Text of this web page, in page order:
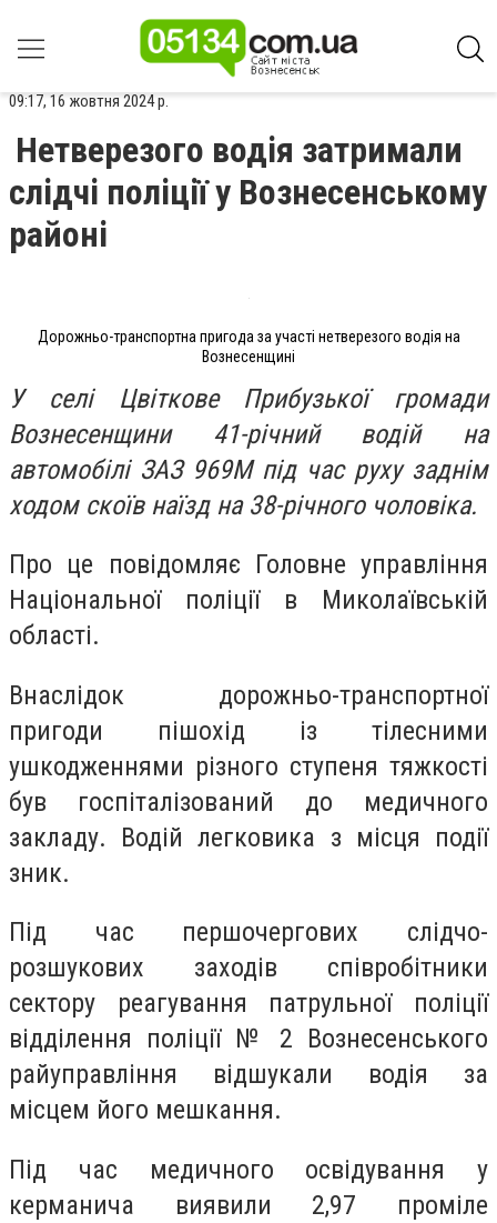
09:17, 16 жовтня 2024 р.
Нетверезого водія затримали
слідчі поліції у Вознесенському
районі
Дорожньо-транспортна пригода за участі нетверезого водія на
Вознесенщині
У селі Цвіткове Прибузької громади
Вознесенщини 41-річний водій на
автомобілі ЗАЗ 969М під час руху заднім
ходом скоїв наїзд на 38-річного чоловіка.
Про це повідомляє Головне управління
Національної поліції в Миколаївській
області.
Внаслідок дорожньо-транспортної
пригоди пішохід із тілесними
ушкодженнями різного ступеня тяжкості
був госпіталізований до медичного
закладу. Водій легковика з місця події
зник.
Під час першочергових слідчо-
розшукових заходів співробітники
сектору реагування патрульної поліції
відділення поліції № 2 Вознесенського
райуправління відшукали водія за
місцем його мешкання.
Під час медичного освідування у
керманича виявили 2,97 проміле